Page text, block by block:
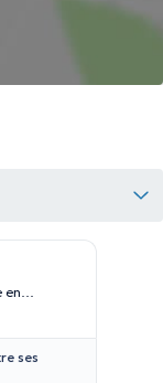
en
ses